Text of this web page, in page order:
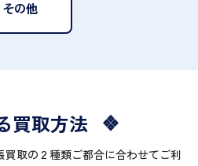
その他
買取方法
取の２種類ご都合に合わせてご利